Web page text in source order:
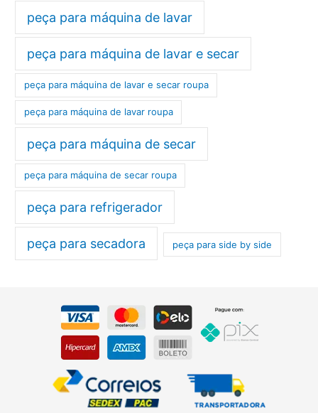
peça para máquina de lavar
peça para máquina de lavar e secar
peça para máquina de lavar e secar roupa
peça para máquina de lavar roupa
peça para máquina de secar
peça para máquina de secar roupa
peça para refrigerador
peça para secadora peça para side by side